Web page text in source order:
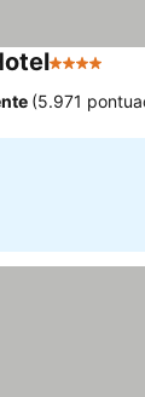
4 Estrelas
(5.971